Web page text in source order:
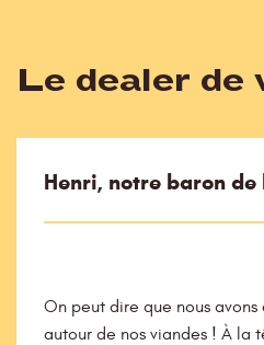
Le dealer de
Henri, notre baron de
On peut dire que nous avons
autour de nos viandes ! À la